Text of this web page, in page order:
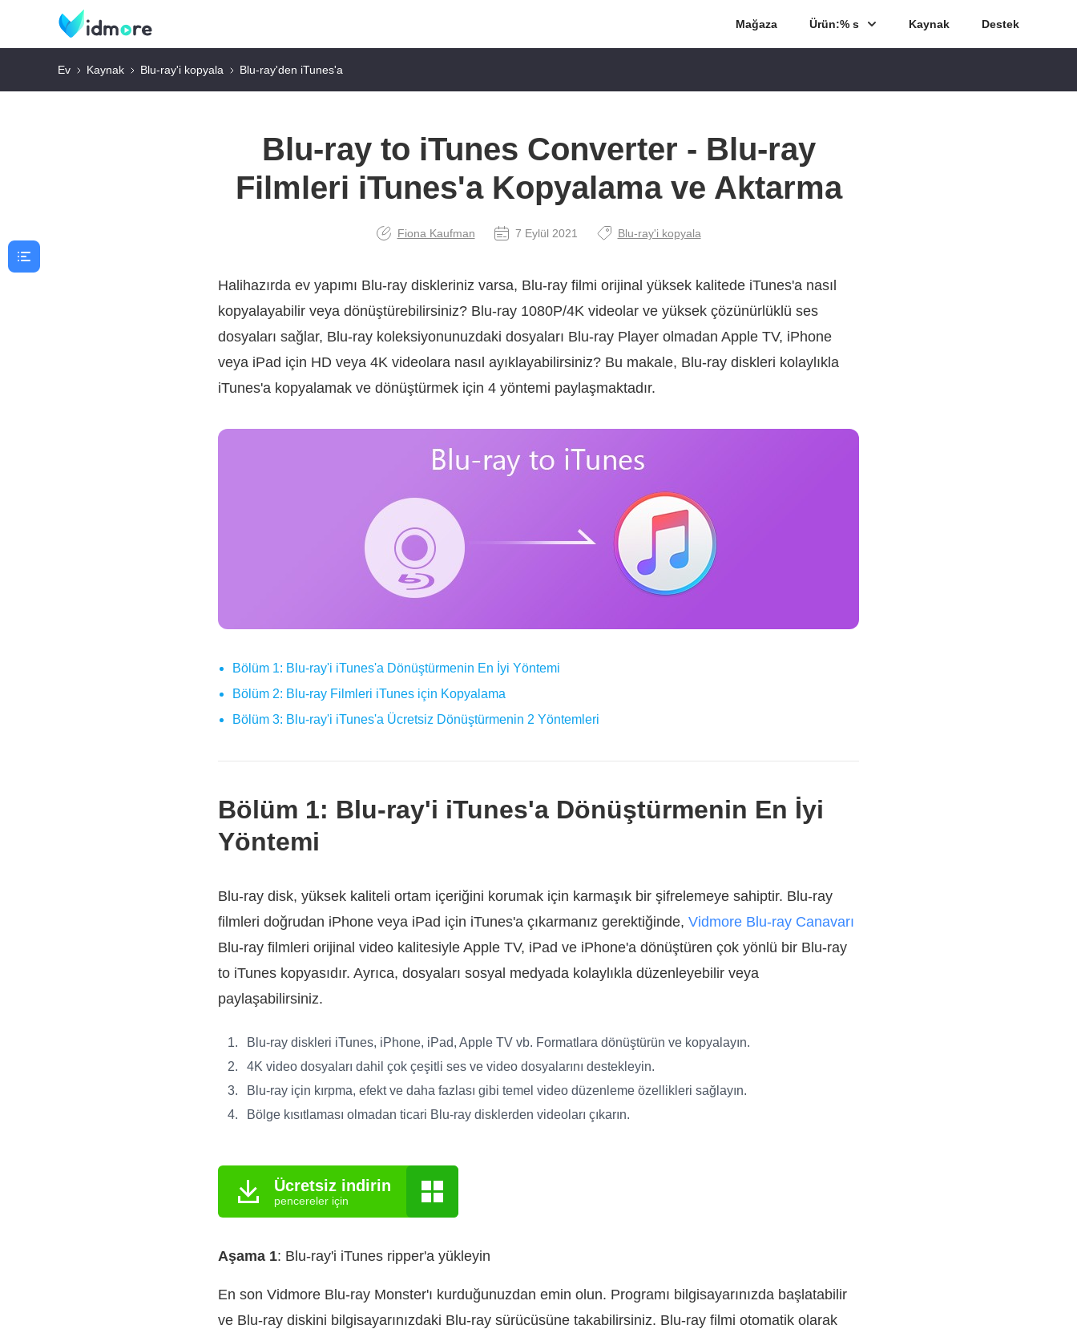
Mağaza Ürün:% s Kaynak Destek
Ev Kaynak Blu-ray'i kopyala Blu-ray'den iTunes'a
Blu-ray to iTunes Converter - Blu-ray
Filmleri iTunes'a Kopyalama ve Aktarma
Fiona Kaufman 7 Eylül 2021 Blu-ray'i kopyala
Halihazırda ev yapımı Blu-ray diskleriniz varsa, Blu-ray filmi orijinal yüksek kalitede iTunes'a nasıl
kopyalayabilir veya dönüştürebilirsiniz? Blu-ray 1080P/4K videolar ve yüksek çözünürlüklü ses
dosyaları sağlar, Blu-ray koleksiyonunuzdaki dosyaları Blu-ray Player olmadan Apple TV, iPhone
veya iPad için HD veya 4K videolara nasıl ayıklayabilirsiniz? Bu makale, Blu-ray diskleri kolaylıkla
iTunes'a kopyalamak ve dönüştürmek için 4 yöntemi paylaşmaktadır.
Bölüm 1: Blu-ray'i iTunes'a Dönüştürmenin En İyi Yöntemi
Bölüm 2: Blu-ray Filmleri iTunes için Kopyalama
Bölüm 3: Blu-ray'i iTunes'a Ücretsiz Dönüştürmenin 2 Yöntemleri
Bölüm 1: Blu-ray'i iTunes'a Dönüştürmenin En İyi
Yöntemi
Blu-ray disk, yüksek kaliteli ortam içeriğini korumak için karmaşık bir şifrelemeye sahiptir. Blu-ray
filmleri doğrudan iPhone veya iPad için iTunes'a çıkarmanız gerektiğinde, Vidmore Blu-ray Canavarı
Blu-ray filmleri orijinal video kalitesiyle Apple TV, iPad ve iPhone'a dönüştüren çok yönlü bir Blu-ray
to iTunes kopyasıdır. Ayrıca, dosyaları sosyal medyada kolaylıkla düzenleyebilir veya
paylaşabilirsiniz.
Blu-ray diskleri iTunes, iPhone, iPad, Apple TV vb. Formatlara dönüştürün ve kopyalayın.
4K video dosyaları dahil çok çeşitli ses ve video dosyalarını destekleyin.
Blu-ray için kırpma, efekt ve daha fazlası gibi temel video düzenleme özellikleri sağlayın.
Bölge kısıtlaması olmadan ticari Blu-ray disklerden videoları çıkarın.
Ücretsiz indirin
pencereler için
Aşama 1: Blu-ray'i iTunes ripper'a yükleyin
En son Vidmore Blu-ray Monster'ı kurduğunuzdan emin olun. Programı bilgisayarınızda başlatabilir
ve Blu-ray diskini bilgisayarınızdaki Blu-ray sürücüsüne takabilirsiniz. Blu-ray filmi otomatik olarak